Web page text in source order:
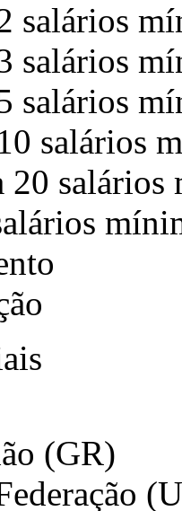
salários
salários
salários
salários
20 salários
(GR)